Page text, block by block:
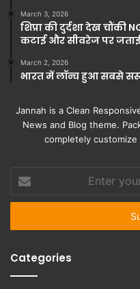
March 3, 2026
शिप्रा की दुर्दशा देख चौंकी
कटाई और सीवरेज पर जताई
March 2, 2026
भारत में लॉन्च हुआ सबसे
Jannah is a Clean
News and Blog theme.
completely
your
Email
Categories